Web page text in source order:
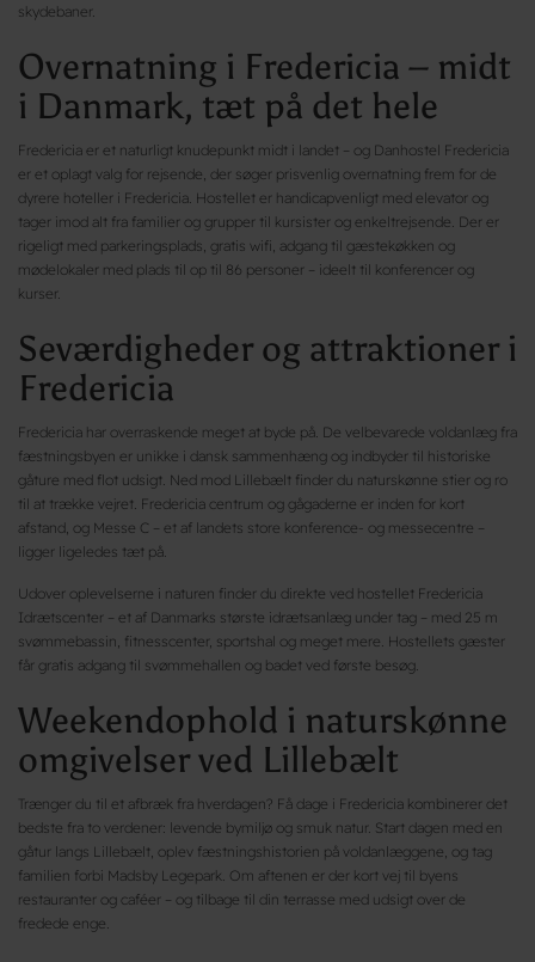
skydebaner.
Overnatning i Fredericia – midt
i Danmark, tæt på det hele
Fredericia er et naturligt knudepunkt midt i landet – og Danhostel Fredericia
er et oplagt valg for rejsende, der søger prisvenlig overnatning frem for de
dyrere hoteller i Fredericia. Hostellet er handicapvenligt med elevator og
tager imod alt fra familier og grupper til kursister og enkeltrejsende. Der er
rigeligt med parkeringsplads, gratis wifi, adgang til gæstekøkken og
mødelokaler med plads til op til 86 personer – ideelt til konferencer og
kurser.
Seværdigheder og attraktioner i
Fredericia
Fredericia har overraskende meget at byde på. De velbevarede voldanlæg fra
fæstningsbyen er unikke i dansk sammenhæng og indbyder til historiske
gåture med flot udsigt. Ned mod Lillebælt finder du naturskønne stier og ro
til at trække vejret. Fredericia centrum og gågaderne er inden for kort
afstand, og Messe C – et af landets store konference- og messecentre –
ligger ligeledes tæt på.
Udover oplevelserne i naturen finder du direkte ved hostellet Fredericia
Idrætscenter – et af Danmarks største idrætsanlæg under tag – med 25 m
svømmebassin, fitnesscenter, sportshal og meget mere. Hostellets gæster
får gratis adgang til svømmehallen og badet ved første besøg.
Weekendophold i naturskønne
omgivelser ved Lillebælt
Trænger du til et afbræk fra hverdagen? Få dage i Fredericia kombinerer det
bedste fra to verdener: levende bymiljø og smuk natur. Start dagen med en
gåtur langs Lillebælt, oplev fæstningshistorien på voldanlæggene, og tag
familien forbi Madsby Legepark. Om aftenen er der kort vej til byens
restauranter og caféer – og tilbage til din terrasse med udsigt over de
fredede enge.